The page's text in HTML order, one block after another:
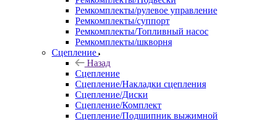
Ремкомплекты/рулевое управление
Ремкомплекты/суппорт
Ремкомплекты/Топливный насос
Ремкомплекты/шкворня
Сцепление
Назад
Сцепление
Сцепление/Накладки сцепления
Сцепление/Диски
Сцепление/Комплект
Сцепление/Подшипник выжимной